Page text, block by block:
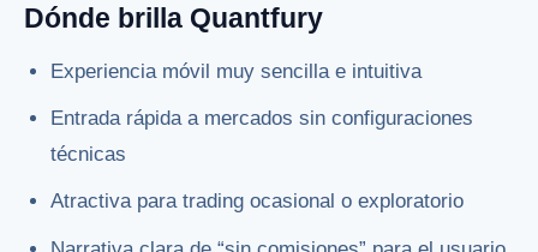
Dónde brilla Quantfury
Experiencia móvil muy sencilla e intuitiva
Entrada rápida a mercados sin configuraciones
técnicas
Atractiva para trading ocasional o exploratorio